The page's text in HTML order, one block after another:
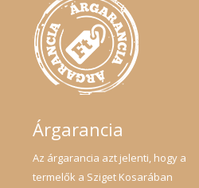
Árgarancia
Az árgarancia azt jelenti, hogy a
termelők a Sziget Kosarában